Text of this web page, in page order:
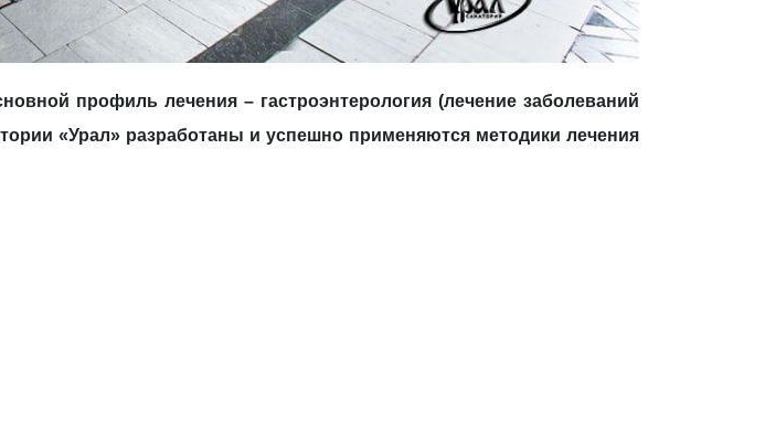
профиль лечения – гастроэнтерология (лечение заболеваний
«Урал» разработаны и успешно применяются методики лечения